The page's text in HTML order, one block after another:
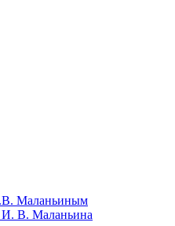
Маланьиным
И. В. Маланьина